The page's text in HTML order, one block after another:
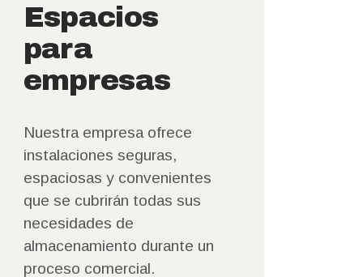
Espacios
para
empresas
Nuestra empresa ofrece
instalaciones seguras,
espaciosas y convenientes
que se cubrirán todas sus
necesidades de
almacenamiento durante un
proceso comercial.